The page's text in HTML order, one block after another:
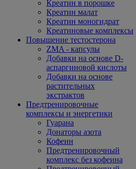
Креатин в порошке
Креатин малат
Креатин моногидрат
Креатиновые комплексы
Повышение тестостерона
ZMA - капсулы
Добавки на основе D-
аспаргиновой кислоты
Добавки на основе
растительных
экстрактов
Предтренировочные
комплексы и энергетики
Гуарана
Донаторы азота
Кофеин
Предтренировочный
комплекс без кофеина